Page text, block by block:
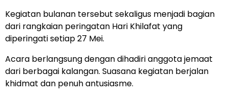
Kegiatan bulanan tersebut sekaligus menjadi bagian
dari rangkaian peringatan Hari Khilafat yang
diperingati setiap 27 Mei.
Acara berlangsung dengan dihadiri anggota jemaat
dari berbagai kalangan. Suasana kegiatan berjalan
khidmat dan penuh antusiasme.